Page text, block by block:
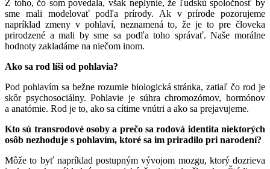
Z toho, čo som povedala, však neplynie, že ľudskú spoločnosť by
sme mali modelovať podľa prírody. Ak v prírode pozorujeme
napríklad zmeny v pohlaví, neznamená to, že je to pre človeka
prirodzené a mali by sme sa podľa toho správať. Naše morálne
hodnoty zakladáme na niečom inom.
Ako sa rod líši od pohlavia?
Pod pohlavím sa bežne rozumie biologická stránka, zatiaľ čo rod je
skôr psychosociálny. Pohlavie je súhra chromozómov, hormónov
a anatómie. Rod je to, ako sa cítime vnútri a ako sa prejavujeme.
Kto sú transrodové osoby a prečo sa rodová identita niektorých
osôb nezhoduje s pohlavím, ktoré sa im priradilo pri narodení?
Môže to byť napríklad postupným vývojom mozgu, ktorý dozrieva